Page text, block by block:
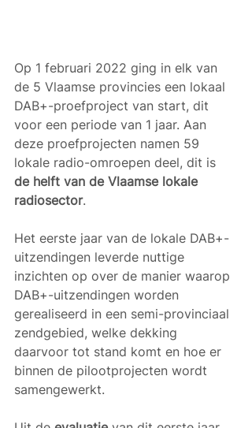
Op 1 februari 2022 ging in elk van
de 5 Vlaamse provincies een lokaal
DAB+-proefproject van start, dit
voor een periode van 1 jaar. Aan
deze proefprojecten namen 59
lokale radio-omroepen deel, dit is
de helft van de Vlaamse lokale
radiosector.
Het eerste jaar van de lokale DAB+-
uitzendingen leverde nuttige
inzichten op over de manier waarop
DAB+-uitzendingen worden
gerealiseerd in een semi-provinciaal
zendgebied, welke dekking
daarvoor tot stand komt en hoe er
binnen de pilootprojecten wordt
samengewerkt.